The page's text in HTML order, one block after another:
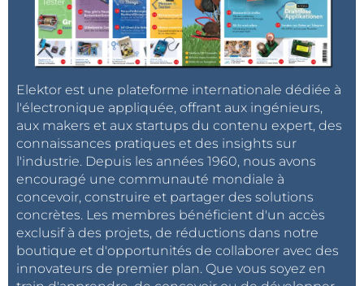
Elektor est une plateforme internationale dédiée à
l'électronique appliquée, offrant aux ingénieurs,
aux makers et aux startups du contenu expert, des
connaissances pratiques et des insights sur
l'industrie. Depuis les années 1960, nous avons
encouragé une communauté mondiale à
concevoir, construire et partager des solutions
concrètes. Les membres bénéficient d'un accès
exclusif à des projets, de réductions dans notre
boutique et d'opportunités de collaborer avec des
innovateurs de premier plan. Que vous soyez en